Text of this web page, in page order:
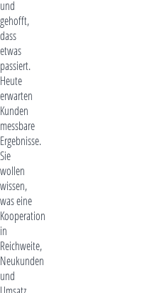
und
gehofft,
dass
etwas
passiert.
Heute
erwarten
Kunden
messbare
Ergebnisse.
Sie
wollen
wissen,
was eine
Kooperation
in
Reichweite,
Neukunden
und